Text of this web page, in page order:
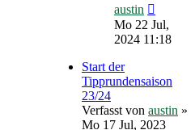
austin
Beitrag
Mo 22 Jul,
2024 11:18
Start der
Tipprundensaison
23/24
Verfasst von austin »
Mo 17 Jul, 2023